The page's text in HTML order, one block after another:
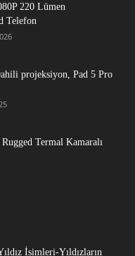
220 Lümen
Telefon
projeksiyon, Pad 5 Pro
Termal Kamaralı
İsimleri-Yıldızların